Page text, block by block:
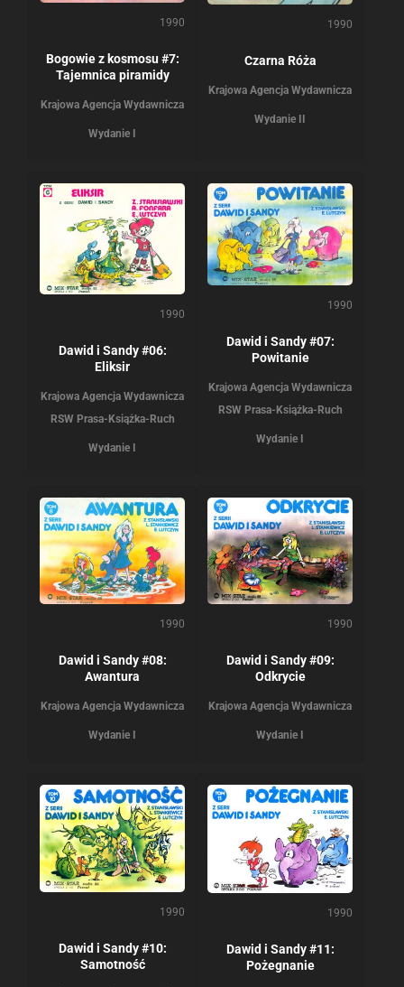
1990
Bogowie z kosmosu #7:
Tajemnica piramidy
Krajowa Agencja Wydawnicza
Wydanie I
1990
Czarna Róża
Krajowa Agencja Wydawnicza
Wydanie II
1990
Dawid i Sandy #06:
Eliksir
Krajowa Agencja Wydawnicza
RSW Prasa-Książka-Ruch
Wydanie I
1990
Dawid i Sandy #07:
Powitanie
Krajowa Agencja Wydawnicza
RSW Prasa-Książka-Ruch
Wydanie I
1990
Dawid i Sandy #08:
Awantura
Krajowa Agencja Wydawnicza
Wydanie I
1990
Dawid i Sandy #09:
Odkrycie
Krajowa Agencja Wydawnicza
Wydanie I
1990
Dawid i Sandy #10:
Samotność
1990
Dawid i Sandy #11:
Pożegnanie